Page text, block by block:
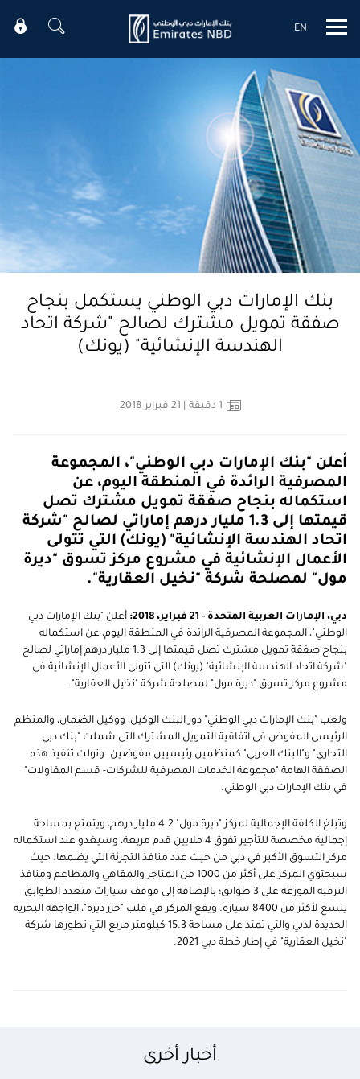
Mobile menu
EN
بنك الإمارات دبي الوطني يستكمل بنجاح
صفقة تمويل مشترك لصالح "شركة اتحاد
الهندسة الإنشائية" (يونك)
1 دقيقة
أعلن "بنك الإمارات دبي الوطني"، المجموعة
المصرفية الرائدة في المنطقة اليوم، عن
استكماله بنجاح صفقة تمويل مشترك تصل
قيمتها إلى 1.3 مليار درهم إماراتي لصالح "شركة
اتحاد الهندسة الإنشائية" (يونك) التي تتولى
الأعمال الإنشائية في مشروع مركز تسوق "ديرة
مول" لمصلحة شركة "نخيل العقارية".
دبي، الإمارات العربية المتحدة - 21 فبراير، 2018:
أعلن "بنك الإمارات دبي
الوطني"، المجموعة المصرفية الرائدة في المنطقة اليوم، عن استكماله
بنجاح صفقة تمويل مشترك تصل قيمتها إلى 1.3 مليار درهم إماراتي لصالح
"شركة اتحاد الهندسة الإنشائية" (يونك) التي تتولى الأعمال الإنشائية في
مشروع مركز تسوق "ديرة مول" لمصلحة شركة "نخيل العقارية".
ولعب "بنك الإمارات دبي الوطني" دور البنك الوكيل، ووكيل الضمان، والمنظم
الرئيسي المفوض في اتفاقية التمويل المشترك التي شملت "بنك دبي
التجاري" و"البنك العربي" كمنظمين رئيسيين مفوضين. وتولت تنفيذ هذه
الصفقة الهامة "مجموعة الخدمات المصرفية للشركات- قسم المقاولات"
في بنك الإمارات دبي الوطني.
وتبلغ الكلفة الإجمالية لمركز "ديرة مول" 4.2 مليار درهم، ويتمتع بمساحة
إجمالية مخصصة للتأجير تفوق 4 ملايين قدم مربعة، وسيغدو عند استكماله
مركز التسوق الأكبر في دبي من حيث عدد منافذ التجزئة التي يضمها. حيث
سيحتوي المركز على أكثر من 1000 من المتاجر والمقاهي والمطاعم ومنافذ
الترفيه الموزعة على 3 طوابق؛ بالإضافة إلى موقف سيارات متعدد الطوابق
يتسع لأكثر من 8400 سيارة. ويقع المركز في قلب "جزر ديرة"، الواجهة البحرية
الجديدة لدبي والتي تمتد على مساحة 15.3 كيلومتر مربع التي تطورها شركة
"نخيل العقارية" في إطار خطة دبي 2021.
أخبار أخرى